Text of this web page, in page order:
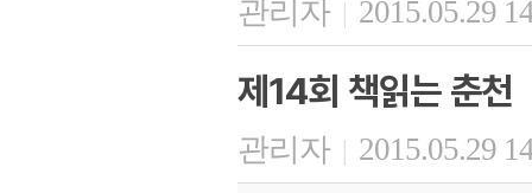
관리자 | 2015.05.29
제14회 책읽는 춘천
관리자 | 2015.05.29